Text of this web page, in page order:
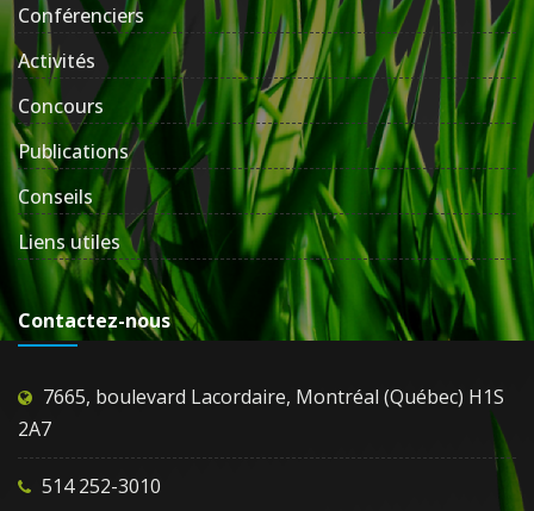
Conférenciers
Activités
Concours
Publications
Conseils
Liens utiles
Contactez-nous
7665, boulevard Lacordaire, Montréal (Québec) H1S
2A7
514 252-3010